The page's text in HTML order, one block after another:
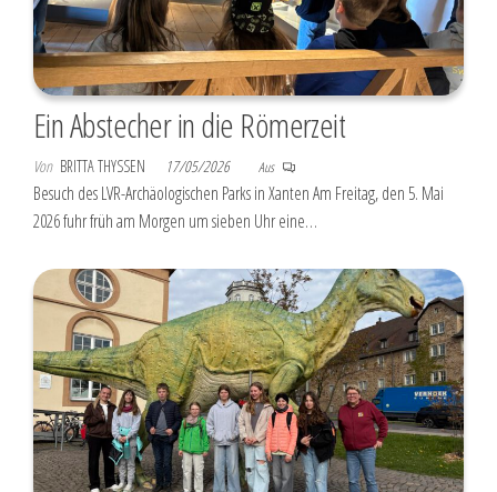
Ein Abstecher in die Römerzeit
Von BRITTA THYSSEN 17/05/2026 Aus
Besuch des LVR-Archäologischen Parks in Xanten Am Freitag, den 5. Mai
2026 fuhr früh am Morgen um sieben Uhr eine…